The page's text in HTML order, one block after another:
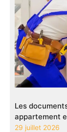
Les
appartement
29 juillet 2026